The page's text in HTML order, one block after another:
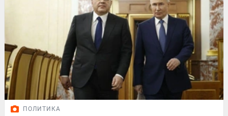
ПОЛИТИКА